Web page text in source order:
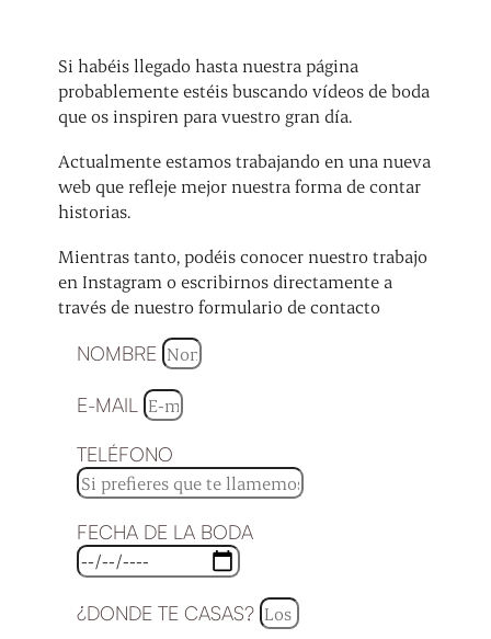
Si habéis llegado hasta nuestra página
probablemente estéis buscando vídeos de boda
que os inspiren para vuestro gran día.
Actualmente estamos trabajando en una nueva
web que refleje mejor nuestra forma de contar
historias.
Mientras tanto, podéis conocer nuestro trabajo
en Instagram o escribirnos directamente a
través de nuestro formulario de contacto
NOMBRE
E-MAIL
TELÉFONO
FECHA DE LA BODA
¿DONDE TE CASAS?